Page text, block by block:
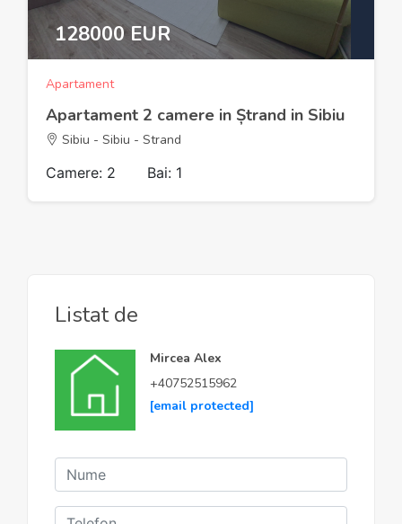
128000 EUR
Apartament
Apartament 2 camere in Ștrand in Sibiu
Sibiu - Sibiu - Strand
Camere: 2 Bai: 1
Listat de
Mircea Alex
+40752515962
[email protected]